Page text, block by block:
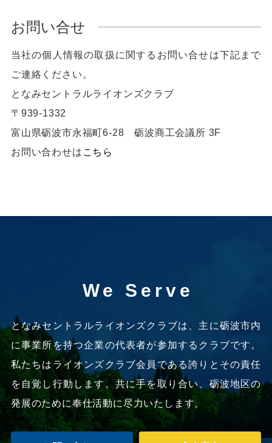
お問い合せ
当社の個人情報の取扱に関するお問い合せは下記まで
ご連絡ください。
となみセントラルライオンズクラブ
〒939-1332
富山県砺波市永福町6-28 砺波商工会議所 3F
お問い合わせは こちら
We Serve
となみセントラルライオンズクラブは、 主に砺波市内
に事業所を持つ企業の代表者が参加するクラブです。
私たちはライオンズクラブ会員である誇りとその責任
を自覚し行動します。共に手を取り合い、砺波地区の
発展のために奉仕活動に尽力いたします。